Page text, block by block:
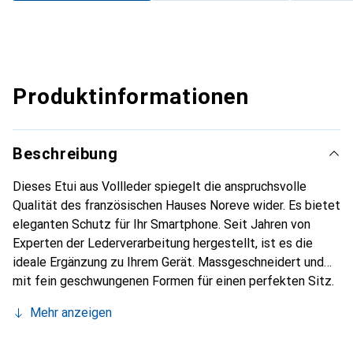
Produktinformationen
Beschreibung
Dieses Etui aus Vollleder spiegelt die anspruchsvolle
Qualität des französischen Hauses Noreve wider. Es bietet
eleganten Schutz für Ihr Smartphone. Seit Jahren von
Experten der Lederverarbeitung hergestellt, ist es die
ideale Ergänzung zu Ihrem Gerät. Massgeschneidert und
mit fein geschwungenen Formen für einen perfekten Sitz.
Smartphone. Die Marke Noreve ist international für ihre
Mehr anzeigen